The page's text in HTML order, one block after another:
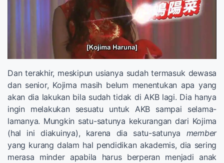
Dan terakhir, meskipun usianya sudah termasuk dewasa
dan senior, Kojima masih belum menentukan apa yang
akan dia lakukan bila sudah tidak di AKB lagi. Dia hanya
ingin melakukan sesuatu untuk AKB sampai selama-
lamanya. Mungkin satu-satunya kekurangan dari Kojima
(hal ini diakuinya), karena dia satu-satunya member
yang kurang dalam hal pendidikan akademis, dia sering
merasa minder apabila harus berperan menjadi anak